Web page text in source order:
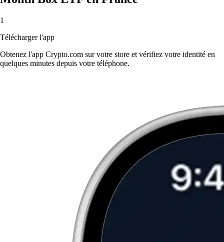
1
Télécharger l'app
Obtenez l'app Crypto.com sur votre store et vérifiez votre identité en
quelques minutes depuis votre téléphone.